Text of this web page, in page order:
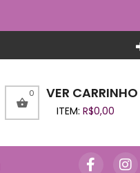
0 VER CARRINHO
ITEM: R$0,00